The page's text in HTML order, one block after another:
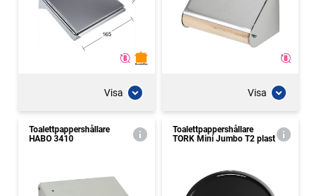
Visa Visa
Toalettpappershållare
HABO 3410
Toalettpappershållare
TORK Mini Jumbo T2 plast